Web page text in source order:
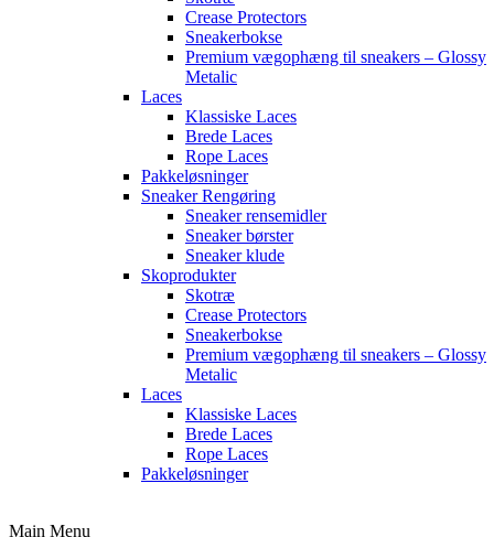
Crease Protectors
Sneakerbokse
Premium vægophæng til sneakers – Glossy
Metalic
Laces
Klassiske Laces
Brede Laces
Rope Laces
Pakkeløsninger
Sneaker Rengøring
Sneaker rensemidler
Sneaker børster
Sneaker klude
Skoprodukter
Skotræ
Crease Protectors
Sneakerbokse
Premium vægophæng til sneakers – Glossy
Metalic
Laces
Klassiske Laces
Brede Laces
Rope Laces
Pakkeløsninger
Main Menu